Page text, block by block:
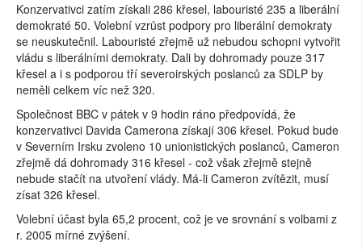
Konzervativci zatím získali 286 křesel, labouristé 235 a liberální
demokraté 50. Volební vzrůst podpory pro liberální demokraty
se neuskutečnil. Labouristé zřejmě už nebudou schopni vytvořit
vládu s liberálními demokraty. Dali by dohromady pouze 317
křesel a i s podporou tří severoirských poslanců za SDLP by
neměli celkem víc než 320.
Společnost BBC v pátek v 9 hodin ráno předpovídá, že
konzervativci Davida Camerona získají 306 křesel. Pokud bude
v Severním Irsku zvoleno 10 unionistických poslanců, Cameron
zřejmě dá dohromady 316 křesel - což však zřejmě stejně
nebude stačít na utvoření vlády. Má-li Cameron zvítězit, musí
zísat 326 křesel.
Volební účast byla 65,2 procent, což je ve srovnání s volbami z
r. 2005 mírné zvýšení.